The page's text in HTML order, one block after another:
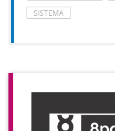
SISTEMA